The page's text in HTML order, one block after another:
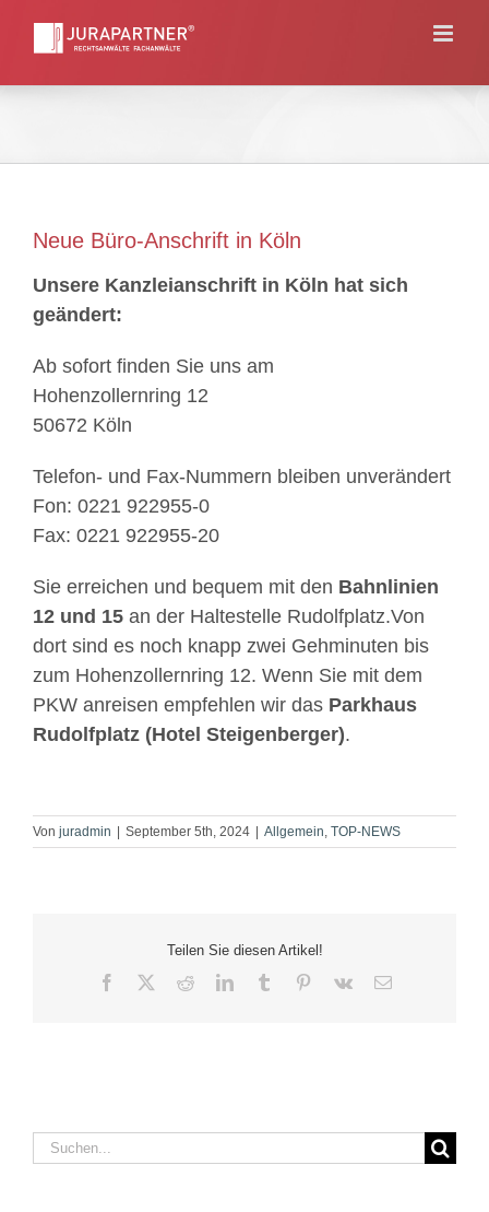
Neue Büro-Anschrift in Köln
Unsere Kanzleianschrift in Köln hat sich
geändert:
Ab sofort finden Sie uns am
Hohenzollernring 12
50672 Köln
Telefon- und Fax-Nummern bleiben unverändert
Fon: 0221 922955-0
Fax: 0221 922955-20
Sie erreichen und bequem mit den Bahnlinien
12 und 15an der Haltestelle Rudolfplatz.Von
dort sind es noch knapp zwei Gehminuten bis
zum Hohenzollernring 12. Wenn Sie mit dem
PKW anreisen empfehlen wir das Parkhaus
Rudolfplatz (Hotel Steigenberger).
Von juradmin September 5th, 2024 Allgemein, TOP-NEWS
Teilen Sie diesen Artikel!
Facebook RedditLinkedInTumblr Pinterest
Vk
E-
Suche